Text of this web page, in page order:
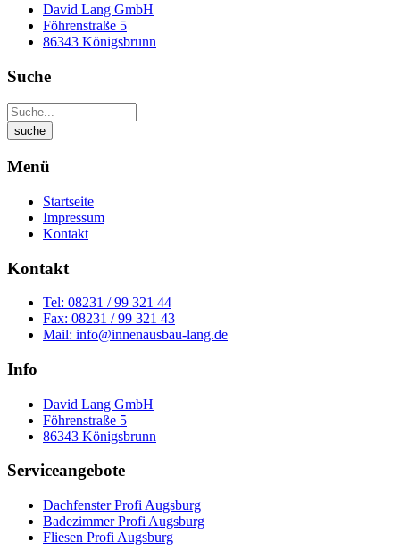
David Lang GmbH
Föhrenstraße 5
86343 Königsbrunn
Suche
Menü
Startseite
Impressum
Kontakt
Kontakt
Tel: 08231 / 99 321 44
Fax: 08231 / 99 321 43
Mail: info@innenausbau-lang.de
Info
David Lang GmbH
Föhrenstraße 5
86343 Königsbrunn
Serviceangebote
Dachfenster Profi Augsburg
Badezimmer Profi Augsburg
Fliesen Profi Augsburg